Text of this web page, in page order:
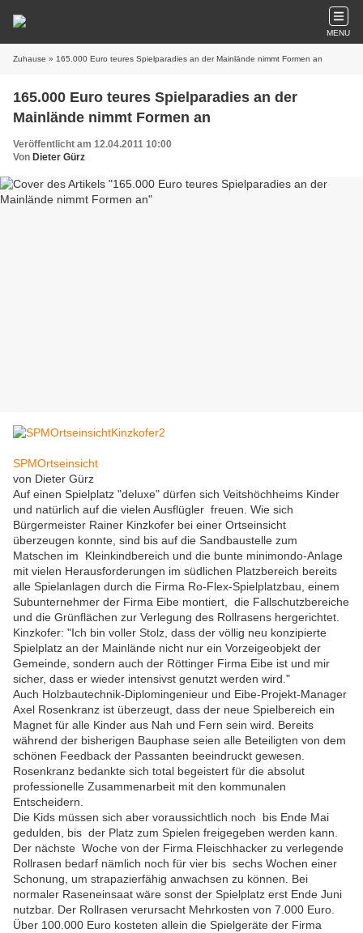
MENU
Zuhause » 165.000 Euro teures Spielparadies an der Mainlände nimmt Formen an
165.000 Euro teures Spielparadies an der
Mainlände nimmt Formen an
Veröffentlicht am 12.04.2011 10:00
Von Dieter Gürz
SPMOrtseinsicht
von Dieter Gürz
Auf einen Spielplatz "deluxe" dürfen sich Veitshöchheims Kinder
und natürlich auf die vielen Ausflügler freuen. Wie sich
Bürgermeister Rainer Kinzkofer bei einer Ortseinsicht
überzeugen konnte, sind bis auf die Sandbaustelle zum
Matschen im
Kleinkindbereich und die bunte minimondo-Anlage
mit vielen Herausforderungen im südlichen Platzbereich bereits
alle Spielanlagen durch die Firma Ro-Flex-Spielplatzbau, einem
Subunternehmer der Firma Eibe montiert, die Fallschutzbereiche
und die Grünflächen zur Verlegung des Rollrasens hergerichtet.
Kinzkofer: "Ich bin voller Stolz, dass der völlig neu konzipierte
Spielplatz an der Mainlände nicht nur ein Vorzeigeobjekt der
Gemeinde, sondern auch der Röttinger Firma Eibe ist und mir
sicher, dass er wieder intensivst genutzt werden wird."
Auch Holzbautechnik-Diplomingenieur und Eibe-Projekt-Manager
Axel Rosenkranz ist überzeugt, dass der neue Spielbereich ein
Magnet für alle Kinder aus Nah und Fern sein wird. Bereits
während der bisherigen Bauphase seien alle Beteiligten von dem
schönen Feedback der Passanten beeindruckt gewesen.
Rosenkranz bedankte sich total begeistert für die absolut
professionelle Zusammenarbeit mit den kommunalen
Entscheidern.
Die Kids müssen sich aber voraussichtlich noch bis Ende Mai
gedulden, bis der Platz zum Spielen freigegeben werden kann.
Der nächste Woche von der Firma Fleischhacker zu verlegende
Rollrasen bedarf nämlich noch für vier bis sechs Wochen einer
Schonung, um strapazierfähig anwachsen zu können. Bei
normaler Raseneinsaat wäre sonst der Spielplatz erst Ende Juni
nutzbar. Der Rollrasen verursacht Mehrkosten von 7.000 Euro.
Über 100.000 Euro kosteten allein die Spielgeräte der Firma